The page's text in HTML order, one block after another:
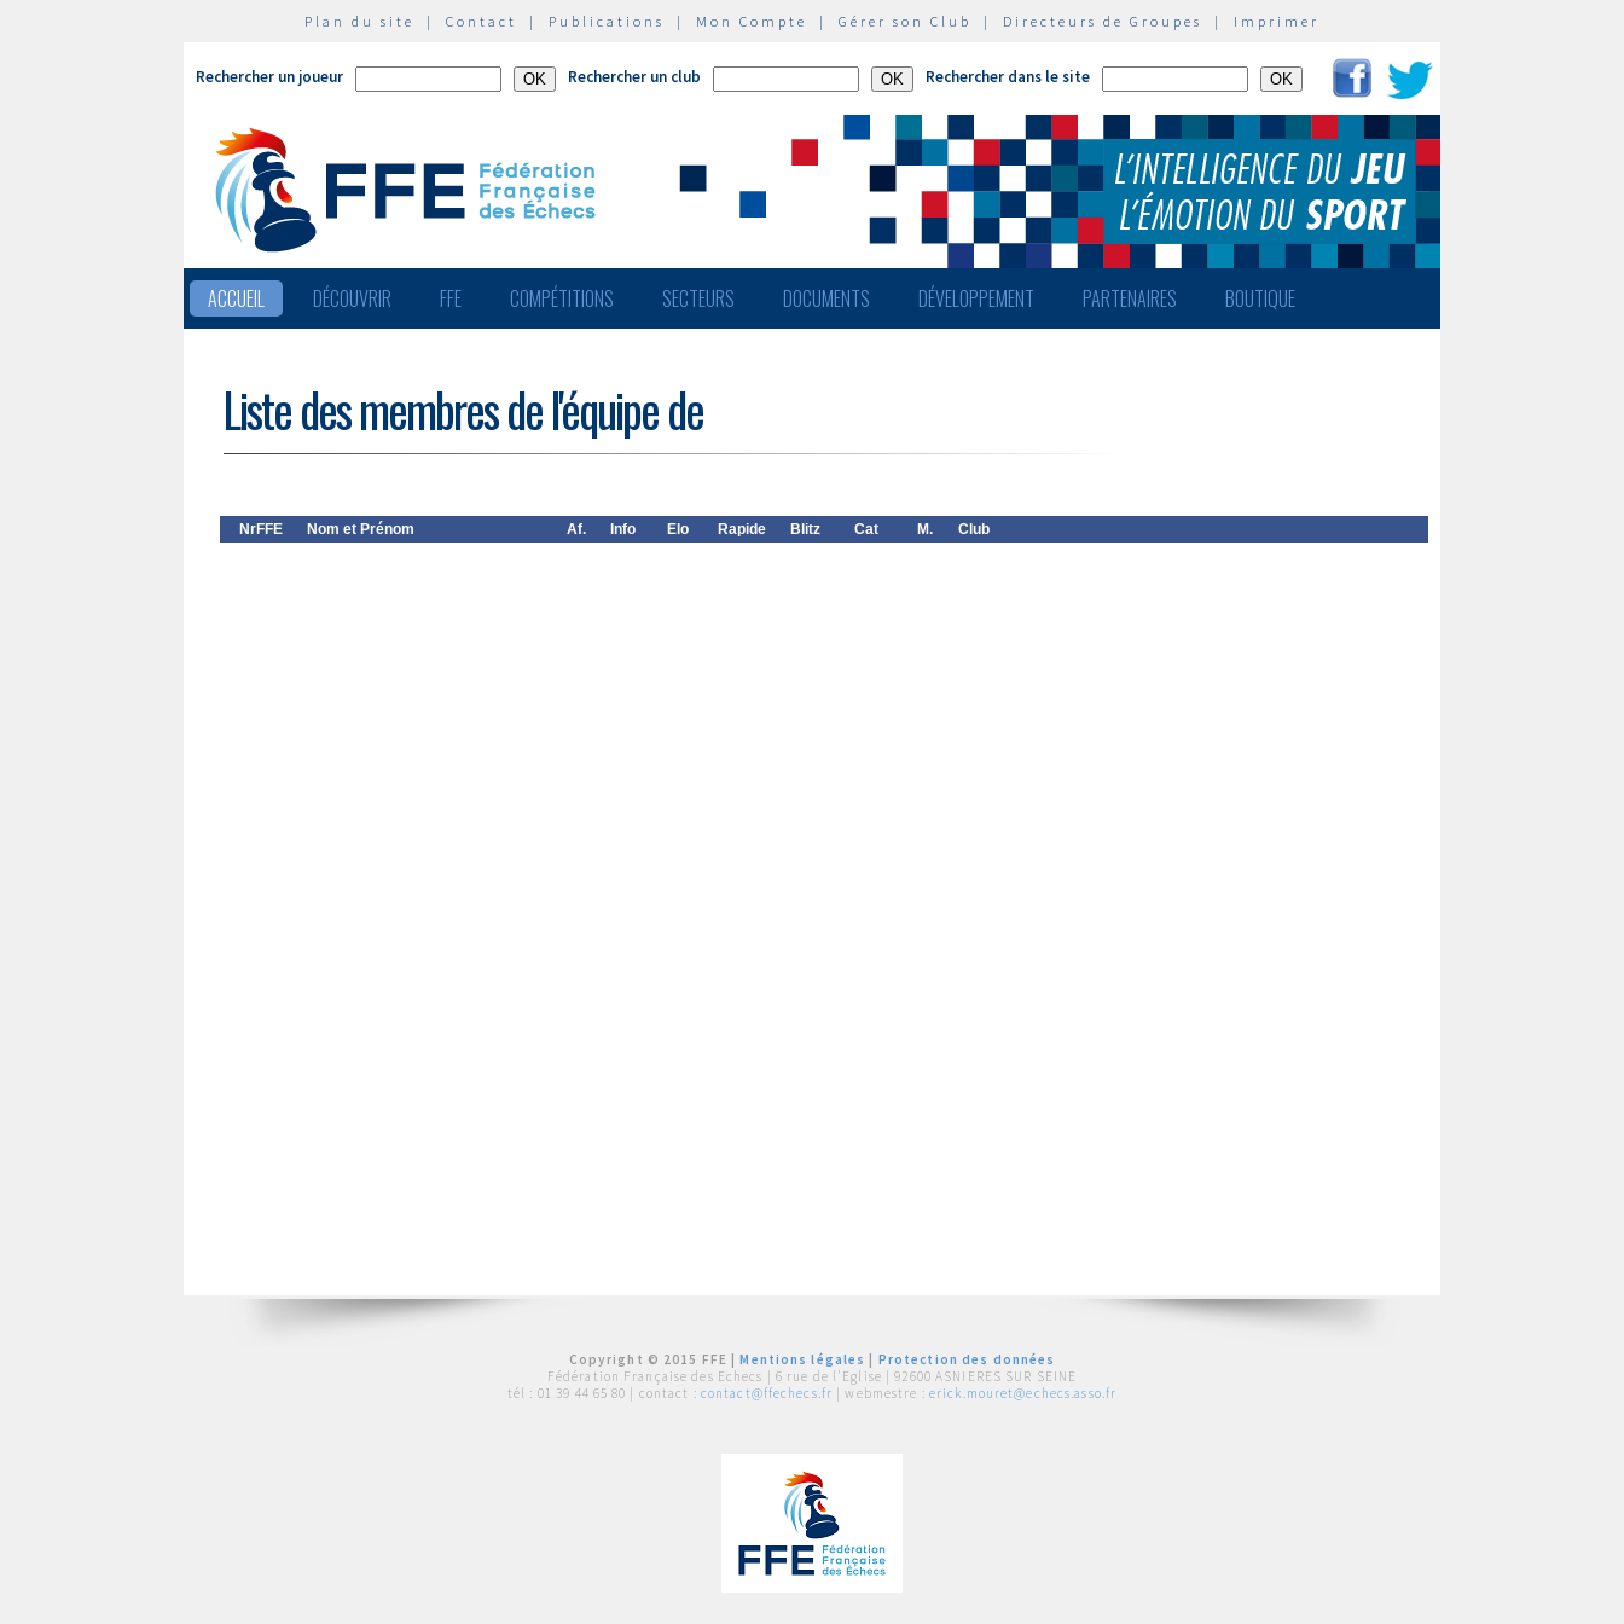
Plan du site | Contact | Publications | Mon Compte | Gérer son Club | Directeurs de Groupes | Imprimer
Rechercher un joueur Rechercher un club Rechercher dans le site
ACCUEIL DÉCOUVRIR FFE COMPÉTITIONS SECTEURS DOCUMENTS DÉVELOPPEMENT PARTENAIRES BOUTIQUE
Liste des membres de l'équipe de
NrFFE Nom et Prénom Af. Info Elo Rapide Blitz Cat M. Club
Copyright © 2015 FFE |Mentions légales
Protection des données
Fédération Française des Echecs | 6 rue de l'Eglise | 92600 ASNIERES SUR SEINE
tél : 01 39 44 65 80 | contact : contact@ffechecs.fr | webmestre : erick.mouret@echecs.asso.fr